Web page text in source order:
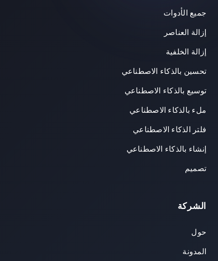
جميع الأدوات
إزالة العناصر
إزالة الخلفية
تحسين بالذكاء الاصطناعي
توسيع بالذكاء الاصطناعي
ملء بالذكاء الاصطناعي
فلتر الذكاء الاصطناعي
إنشاء بالذكاء الاصطناعي
تصميم
الشركة
حول
المدونة